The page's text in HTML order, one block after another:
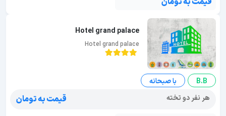
Hotel grand palace
Hotel grand palace
B.B
با صبحانه
هر نفر دو تخته
قیمت به تومان